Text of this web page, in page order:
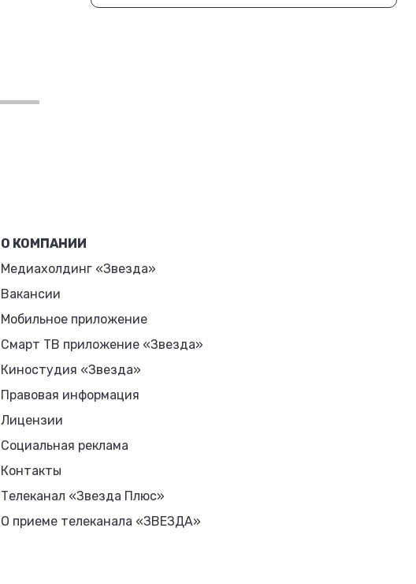
О КОМПАНИИ
Медиахолдинг «Звезда»
Вакансии
Мобильное приложение
Смарт ТВ приложение «Звезда»
Киностудия «Звезда»
Правовая информация
Лицензии
Социальная реклама
Контакты
Телеканал «Звезда Плюс»
О приеме телеканала «ЗВЕЗДА»